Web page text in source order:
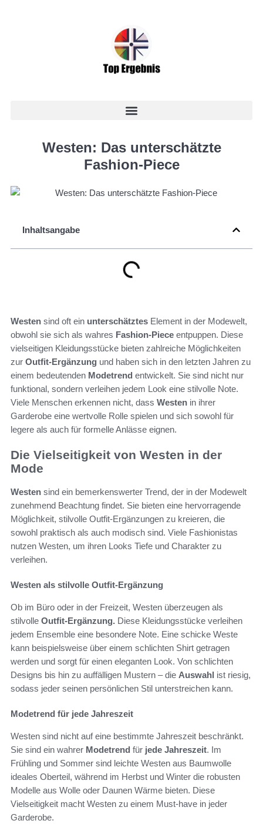
Westen: Das unterschätzte
Fashion-Piece
Inhaltsangabe
Westen sind oft ein unterschätztes Element in der Modewelt,
obwohl sie sich als wahres Fashion-Piece entpuppen. Diese
vielseitigen Kleidungsstücke bieten zahlreiche Möglichkeiten
zur Outfit-Ergänzung und haben sich in den letzten Jahren zu
einem bedeutenden Modetrend entwickelt. Sie sind nicht nur
funktional, sondern verleihen jedem Look eine stilvolle Note.
Viele Menschen erkennen nicht, dass Westen in ihrer
Garderobe eine wertvolle Rolle spielen und sich sowohl für
legere als auch für formelle Anlässe eignen.
Die Vielseitigkeit von Westen in der
Mode
Westen sind ein bemerkenswerter Trend, der in der Modewelt
zunehmend Beachtung findet. Sie bieten eine hervorragende
Möglichkeit, stilvolle Outfit-Ergänzungen zu kreieren, die
sowohl praktisch als auch modisch sind. Viele Fashionistas
nutzen Westen, um ihren Looks Tiefe und Charakter zu
verleihen.
Westen als stilvolle Outfit-Ergänzung
Ob im Büro oder in der Freizeit, Westen überzeugen als
stilvolle Outfit-Ergänzung. Diese Kleidungsstücke verleihen
jedem Ensemble eine besondere Note. Eine schicke Weste
kann beispielsweise über einem schlichten Shirt getragen
werden und sorgt für einen eleganten Look. Von schlichten
Designs bis hin zu auffälligen Mustern – die Auswahl ist riesig,
sodass jeder seinen persönlichen Stil unterstreichen kann.
Modetrend für jede Jahreszeit
Westen sind nicht auf eine bestimmte Jahreszeit beschränkt.
Sie sind ein wahrer Modetrend für jede Jahreszeit. Im
Frühling und Sommer sind leichte Westen aus Baumwolle
ideales Oberteil, während im Herbst und Winter die robusten
Modelle aus Wolle oder Daunen Wärme bieten. Diese
Vielseitigkeit macht Westen zu einem Must-have in jeder
Garderobe.